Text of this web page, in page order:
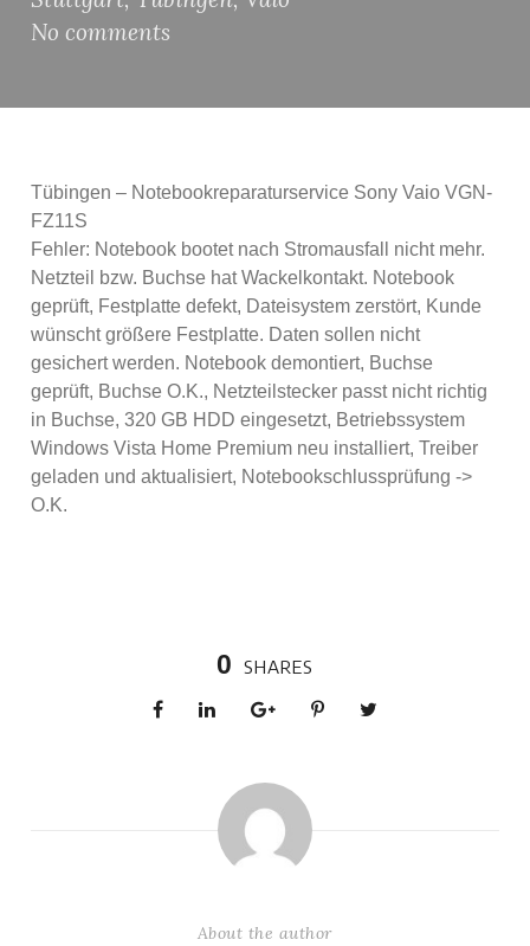
No comments
Tübingen – Notebookreparaturservice Sony Vaio VGN-
FZ11S
Fehler: Notebook bootet nach Stromausfall nicht mehr.
Netzteil bzw. Buchse hat Wackelkontakt. Notebook
geprüft, Festplatte defekt, Dateisystem zerstört, Kunde
wünscht größere Festplatte. Daten sollen nicht
gesichert werden. Notebook demontiert, Buchse
geprüft, Buchse O.K., Netzteilstecker passt nicht richtig
in Buchse, 320 GB HDD eingesetzt, Betriebssystem
Windows Vista Home Premium neu installiert, Treiber
geladen und aktualisiert, Notebookschlussprüfung ->
O.K.
0 SHARES
About the author